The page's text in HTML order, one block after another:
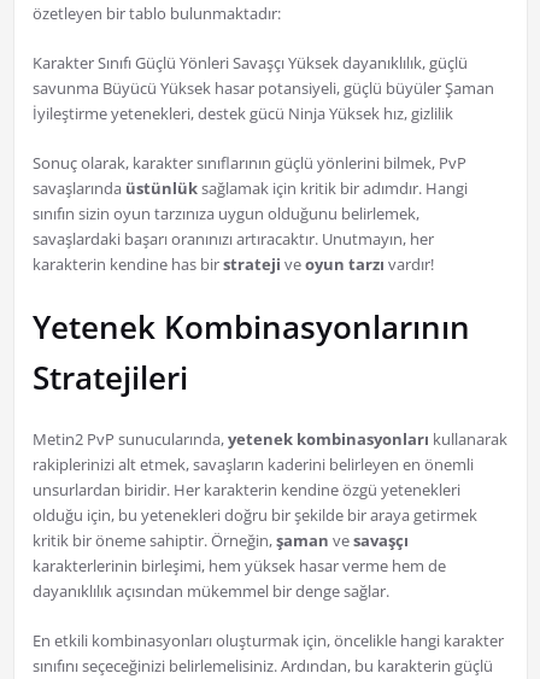
özetleyen bir tablo bulunmaktadır:
Karakter Sınıfı Güçlü Yönleri Savaşçı Yüksek dayanıklılık, güçlü
savunma Büyücü Yüksek hasar potansiyeli, güçlü büyüler Şaman
İyileştirme yetenekleri, destek gücü Ninja Yüksek hız, gizlilik
Sonuç olarak, karakter sınıflarının güçlü yönlerini bilmek, PvP
savaşlarında üstünlüksağlamak için kritik bir adımdır. Hangi
sınıfın sizin oyun tarzınıza uygun olduğunu belirlemek,
savaşlardaki başarı oranınızı artıracaktır. Unutmayın, her
karakterin kendine has birstrateji veoyun tarzı vardır!
Yetenek Kombinasyonlarının
Stratejileri
Metin2 PvP sunucularında,yetenek kombinasyonları kullanarak
rakiplerinizi alt etmek, savaşların kaderini belirleyen en önemli
unsurlardan biridir. Her karakterin kendine özgü yetenekleri
olduğu için, bu yetenekleri doğru bir şekilde bir araya getirmek
kritik bir öneme sahiptir. Örneğin,şaman vesavaşçı
karakterlerinin birleşimi, hem yüksek hasar verme hem de
dayanıklılık açısından mükemmel bir denge sağlar.
En etkili kombinasyonları oluşturmak için, öncelikle hangi karakter
sınıfını seçeceğinizi belirlemelisiniz. Ardından, bu karakterin güçlü